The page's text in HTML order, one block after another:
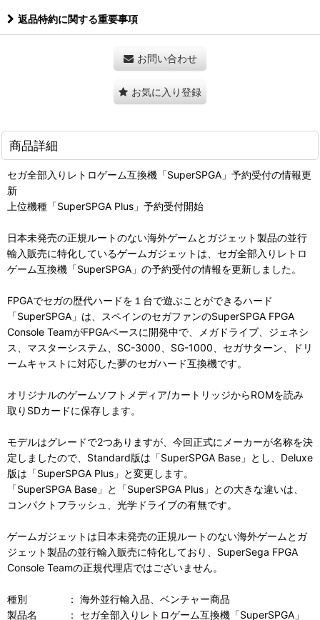
返品特約に関する重要事項
お問い合わせ
お気に入り登録
商品詳細
セガ全部入りレトロゲーム互換機「SuperSPGA」予約受付の情報更
新
上位機種「SuperSPGA Plus」予約受付開始
日本未発売の正規ルートのない海外ゲームとガジェット製品の並行
輸入販売に特化しているゲームガジェットは、セガ全部入りレトロ
ゲーム互換機「SuperSPGA」の予約受付の情報を更新しました。
FPGAでセガの歴代ハードを１台で遊ぶことができるハード
「SuperSPGA」は、スペインのセガファンのSuperSPGA FPGA
Console TeamがFPGAベースに開発中で、メガドライブ、ジェネシ
ス、マスターシステム、SC-3000、SG-1000、セガサターン、ドリ
ームキャストに対応した夢のセガハード互換機です。
オリジナルのゲームソフトメディア/カートリッジからROMを読み
取りSDカードに保存します。
モデルはグレードで2つありますが、今回正式にメーカーが名称を決
定しましたので、Standard版は「SuperSPGA Base」とし、Deluxe
版は「SuperSPGA Plus」と変更します。
「SuperSPGA Base」と「SuperSPGA Plus」との大きな違いは、
コンパクトフラッシュ、光学ドライブの有無です。
ゲームガジェットは日本未発売の正規ルートのない海外ゲームとガ
ジェット製品の並行輸入販売に特化しており、SuperSega FPGA
Console Teamの正規代理店ではございません。
種別 ： 海外並行輸入品、ベンチャー商品
製品名 ： セガ全部入りレトロゲーム互換機「SuperSPGA」